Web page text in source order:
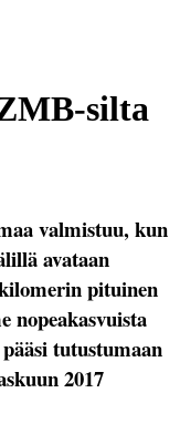
silta
valmistuu, kun
avataan
pituinen
nopeakasvuista
tutustumaan
2017